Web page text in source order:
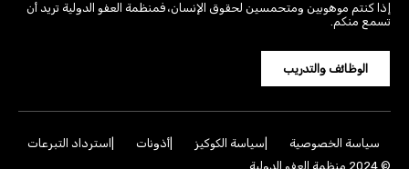
إذا كنتم موهوبين ومتحمسين لحقوق الإنسان، فمنظمة العفو الدولية تريد أن
تسمع منكم.
الوظائف والتدريب
سياسة الخصوصية سياسة الكوكيز أذونات
استرداد التبرعات
© 2024 منظمة العفو الدولية